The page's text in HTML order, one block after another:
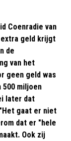
Coenradie van
geld krijgt
de
van het
geen geld was
500 miljoen
later dat
gaat er niet
dat er "hele
Ook zij